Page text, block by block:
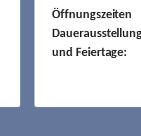
Öffnungszeiten
und Feiertage: